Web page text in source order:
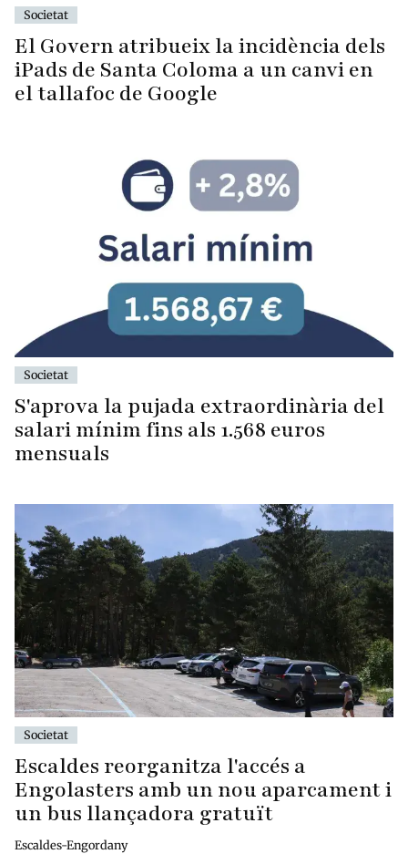
Societat
El Govern atribueix la incidència dels
iPads de Santa Coloma a un canvi en
el tallafoc de Google
Societat
S'aprova la pujada extraordinària del
salari mínim fins als 1.568 euros
mensuals
Societat
Escaldes reorganitza l'accés a
Engolasters amb un nou aparcament i
un bus llançadora gratuït
Escaldes-Engordany